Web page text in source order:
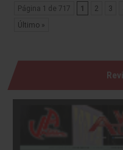
Página 1 de 717 1 2 3
Último »